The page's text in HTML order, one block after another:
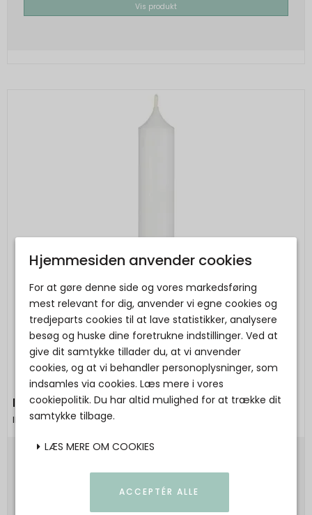
Vis produkt
Ib Laursen - Bedelys hvid rustik - 7 stk.
Ib Laursen
35,00 DKK
Vis produkt
Hjemmesiden anvender cookies
For at gøre denne side og vores markedsføring
mest relevant for dig, anvender vi egne cookies og
tredjeparts cookies til at lave statistikker, analysere
besøg og huske dine foretrukne indstillinger. Ved at
give dit samtykke tillader du, at vi anvender
cookies, og at vi behandler personoplysninger, som
indsamles via cookies. Læs mere i vores
cookiepolitik. Du har altid mulighed for at trække dit
samtykke tilbage.
LÆS MERE OM COOKIES
ACCEPTÉR ALLE